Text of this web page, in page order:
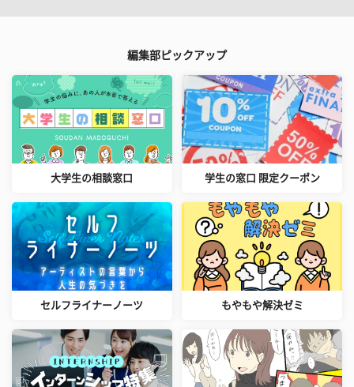
編集部ピックアップ
大学生の相談窓口 学生の窓口 限定クーポン
セルフライナーノーツ もやもや解決ゼミ